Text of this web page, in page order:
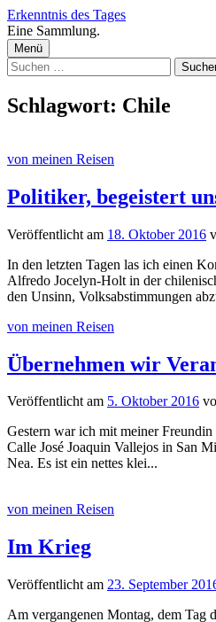
Zum
Inhalt
überspringen
Erkenntnis des Tages
Eine Sammlung.
Menü
Suchen
nach:
Schlagwort: Chile
von meinen Reisen
Politiker, begeistert
Veröffentlicht am 18. Oktober 2016
In den letzten Tagen las ich einen
Alfredo Jocelyn-Holt in der
den Unsinn, Volksabstimmungen
von meinen Reisen
Übernehmen wir
Veröffentlichtam 5. Oktober 2016
Gestern war ich mit meiner
Calle José Joaquin Vallejos in San
Nea. Es ist ein nettes klei...
von meinen Reisen
Im Krieg
Veröffentlicht am 23. September
Am vergangenen Montag, dem Tag